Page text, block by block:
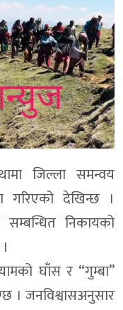
जिल्ला समन्वय
गरिएको देखिन्छ ।
सम्बन्धित निकायको
घाँस र “गुम्बा”
। जनविश्वासअनुसार